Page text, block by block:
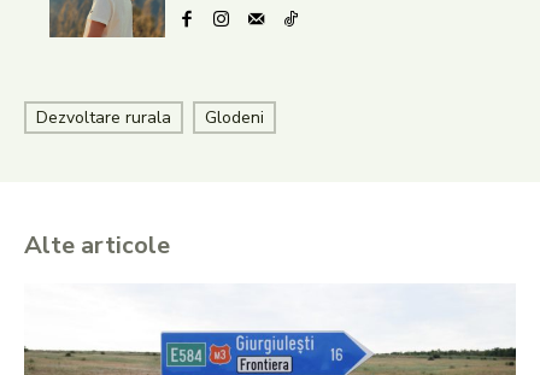
Dezvoltare rurala Glodeni
Alte articole